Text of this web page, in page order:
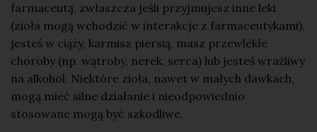
farmaceutą, zwłaszcza jeśli przyjmujesz inne leki
(zioła mogą wchodzić w interakcje z farmaceutykami),
jesteś w ciąży, karmisz piersią, masz przewlekłe
choroby (np. wątroby, nerek, serca) lub jesteś wrażliwy
na alkohol. Niektóre zioła, nawet w małych dawkach,
mogą mieć silne działanie i nieodpowiednio
stosowane mogą być szkodliwe.